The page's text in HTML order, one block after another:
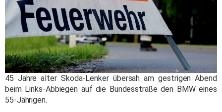
45 Jahre alter Skoda-Lenker übersah am gestrigen Abend
beim Links-Abbiegen auf die Bundesstraße den BMW eines
55-Jährigen.